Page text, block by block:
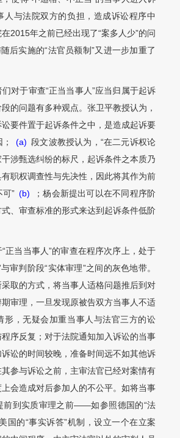
人与法院双方的负担，造成诉讼程序中
2015年之前已经出现了“案多人少”的问
后实施的“法官员额制”又进一步加重了
对于审查“正当当事人”应当归属于起诉
的问题有多种观点。张卫平教授认为，
要件置于起诉条件之中，是造成起诉要
(a) 段文波教授认为，“在二元诉权论
涉甄选纠纷的标尺，起诉条件之本质乃
职权调查性与先决性，因此将其作为前
” (b)
；杨会新提出可以在不同程序阶
、审查标准的形式来达到起诉条件低阶
正当当事人”的审查在程序次序上，处于
审判阶段“实体审理”之间的灰色地带。
取的方式，将当事人适格问题推后到对
审理，一旦发现原被告双方当事人不适
形，无疑会加重当事人与法官三方的讼
序反复；对于法院通知加入诉讼的当事
讼的时间较晚，准备时间远不如其他诉
参与诉讼之前，主审法官已经对案情有
会造成对后参加人的不公平。如将当事
前到实质审理之前——如参照德国的“法
国的“事实诉答”机制，设立一个在立案